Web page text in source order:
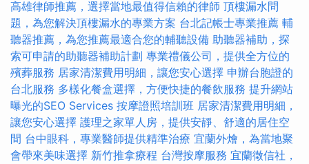
高雄律師推薦，選擇當地最值得信賴的律師 頂樓漏水問
題，為您解決頂樓漏水的專業方案 台北記帳士專業推薦 輔
聽器推薦，為您推薦最適合您的輔聽設備 助聽器補助，探
索可申請的助聽器補助計劃 專業禮儀公司，提供全方位的
殯葬服務 居家清潔費用明細，讓您安心選擇 申辦台胞證的
台北服務 多樣化餐盒選擇，方便快捷的餐飲服務 提升網站
曝光的SEO Services 按摩證照培訓班 居家清潔費用明細，
讓您安心選擇 護理之家單人房，提供安靜、舒適的居住空
間 台中眼科，專業醫師提供精準治療 宜蘭外燴，為當地聚
會帶來美味選擇 新竹推拿療程 台灣按摩服務 宜蘭徵信社，